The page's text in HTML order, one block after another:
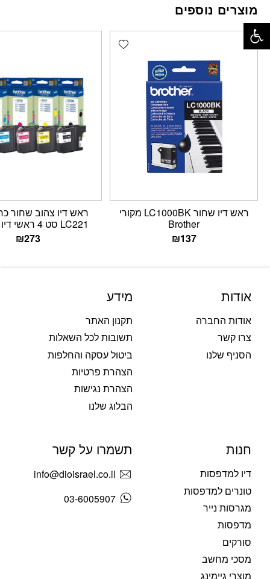
מוצרים נוספים
Add wishlist
ראש דיו שחור LC1000BK מקורי
Brother
₪137
‏ראש דיו ‏צהוב שחור
LC221 סט 4 ראשי דיו Brother
₪273
אודות
אודות החברה
צרו קשר
הסניף שלנו
מידע
תקנון האתר
תשובות לכל השאלות
ביטול עסקה והחלפות
הצהרת פרטיות
הצהרת נגישות
הבלוג שלנו
חנות
דיו למדפסות
טונרים למדפסות
מגרסות נייר
מדפסות
סורקים
מסכי מחשב
מוצרי גיימינג
תשמרו על קשר
info@dioisrael.co.il
03-6005907
פתח סרגל נגישות